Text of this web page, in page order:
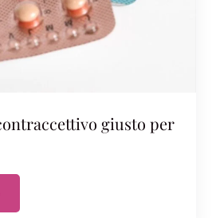
giusto per
CONTRACCETTIVO GIUSTO PER